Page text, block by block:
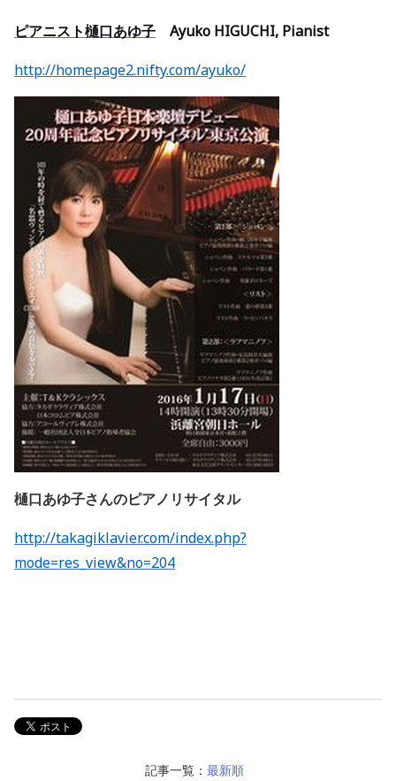
ピアニスト樋口あゆ子 Ayuko HIGUCHI, Pianist
http://homepage2.nifty.com/ayuko/
樋口あゆ子さんのピアノリサイタル
http://takagiklavier.com/index.php?
mode=res_view&no=204
記事一覧： 最新順